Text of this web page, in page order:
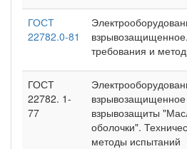
ГОСТ
22782.0-81
требования и
ГОСТ
22782. 1-
77
взрывозащиты
оболочки".
методы испытаний